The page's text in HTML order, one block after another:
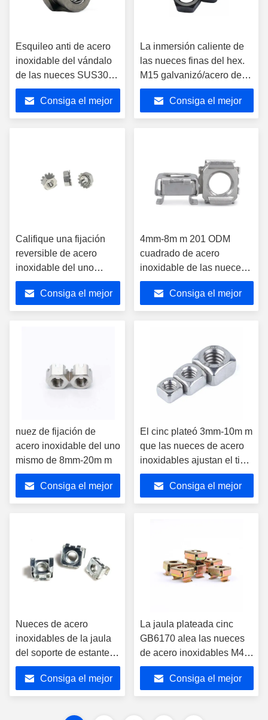
Esquileo anti de acero
inoxidable del vándalo
de las nueces SUS304
para el perno de
BcarriageConsiga el mejor
La inmersión caliente de
las nueces finas del hex.
M15 galvanizó/acero de
acero/inoxidable suave
Consiga el mejor
Califique una fijación
reversible de acero
inoxidable del uno
mismo de 304 de las
nueces tuercas de
fijación de Keps K
Consiga el mejor
4mm-8m m 201 ODM
cuadrado de acero
inoxidable de las nueces
ROHS de la jaula del
estante del servidor de las
nueces
Consiga el mejor
nuez de fijación de
acero inoxidable del uno
mismo de 8mm-20m m
Consiga el mejor
El cinc plateó 3mm-10m m
que las nueces de acero
inoxidables ajustan el tipo
materiales de construcción
DIN7983Consiga el mejor
Nueces de acero
inoxidables de la jaula
del soporte de estante,
nuez de la jaula M4-M10
del grado 4,8 del GB
Consiga el mejor
La jaula plateada cinc
GB6170 alea las nueces
de acero inoxidables M4-
M10 para la industria
EquimentConsiga el mejor